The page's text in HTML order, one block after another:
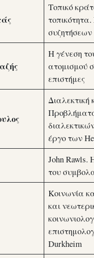
Τοπικό
συζητήσεων
Η γένεση
ατομισμού
επιστήμες
Διαλεκτική
έργο των
John Rawls.
του
Κοινωνία
και
Durkheim